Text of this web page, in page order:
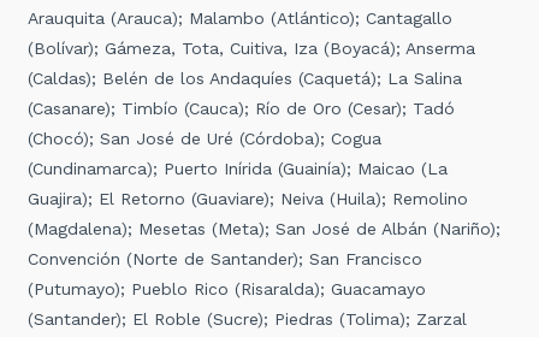
Arauquita (Arauca); Malambo (Atlántico); Cantagallo
(Bolívar); Gámeza, Tota, Cuitiva, Iza (Boyacá); Anserma
(Caldas); Belén de los Andaquíes (Caquetá); La Salina
(Casanare); Timbío (Cauca); Río de Oro (Cesar); Tadó
(Chocó); San José de Uré (Córdoba); Cogua
(Cundinamarca); Puerto Inírida (Guainía); Maicao (La
Guajira); El Retorno (Guaviare); Neiva (Huila); Remolino
(Magdalena); Mesetas (Meta); San José de Albán (Nariño);
Convención (Norte de Santander); San Francisco
(Putumayo); Pueblo Rico (Risaralda); Guacamayo
(Santander); El Roble (Sucre); Piedras (Tolima); Zarzal